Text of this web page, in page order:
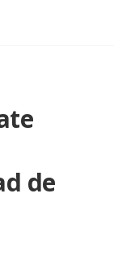
de